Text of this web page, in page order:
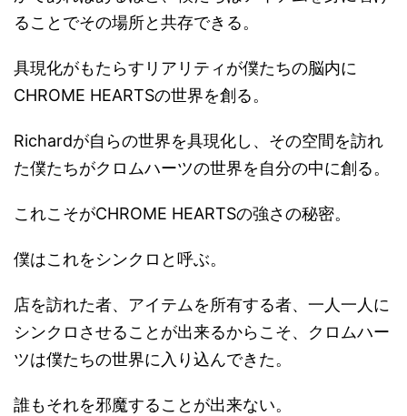
ることでその場所と共存できる。
具現化がもたらすリアリティが僕たちの脳内に
CHROME HEARTSの世界を創る。
Richardが自らの世界を具現化し、その空間を訪れ
た僕たちがクロムハーツの世界を自分の中に創る。
これこそがCHROME HEARTSの強さの秘密。
僕はこれをシンクロと呼ぶ。
店を訪れた者、アイテムを所有する者、一人一人に
シンクロさせることが出来るからこそ、クロムハー
ツは僕たちの世界に入り込んできた。
誰もそれを邪魔することが出来ない。